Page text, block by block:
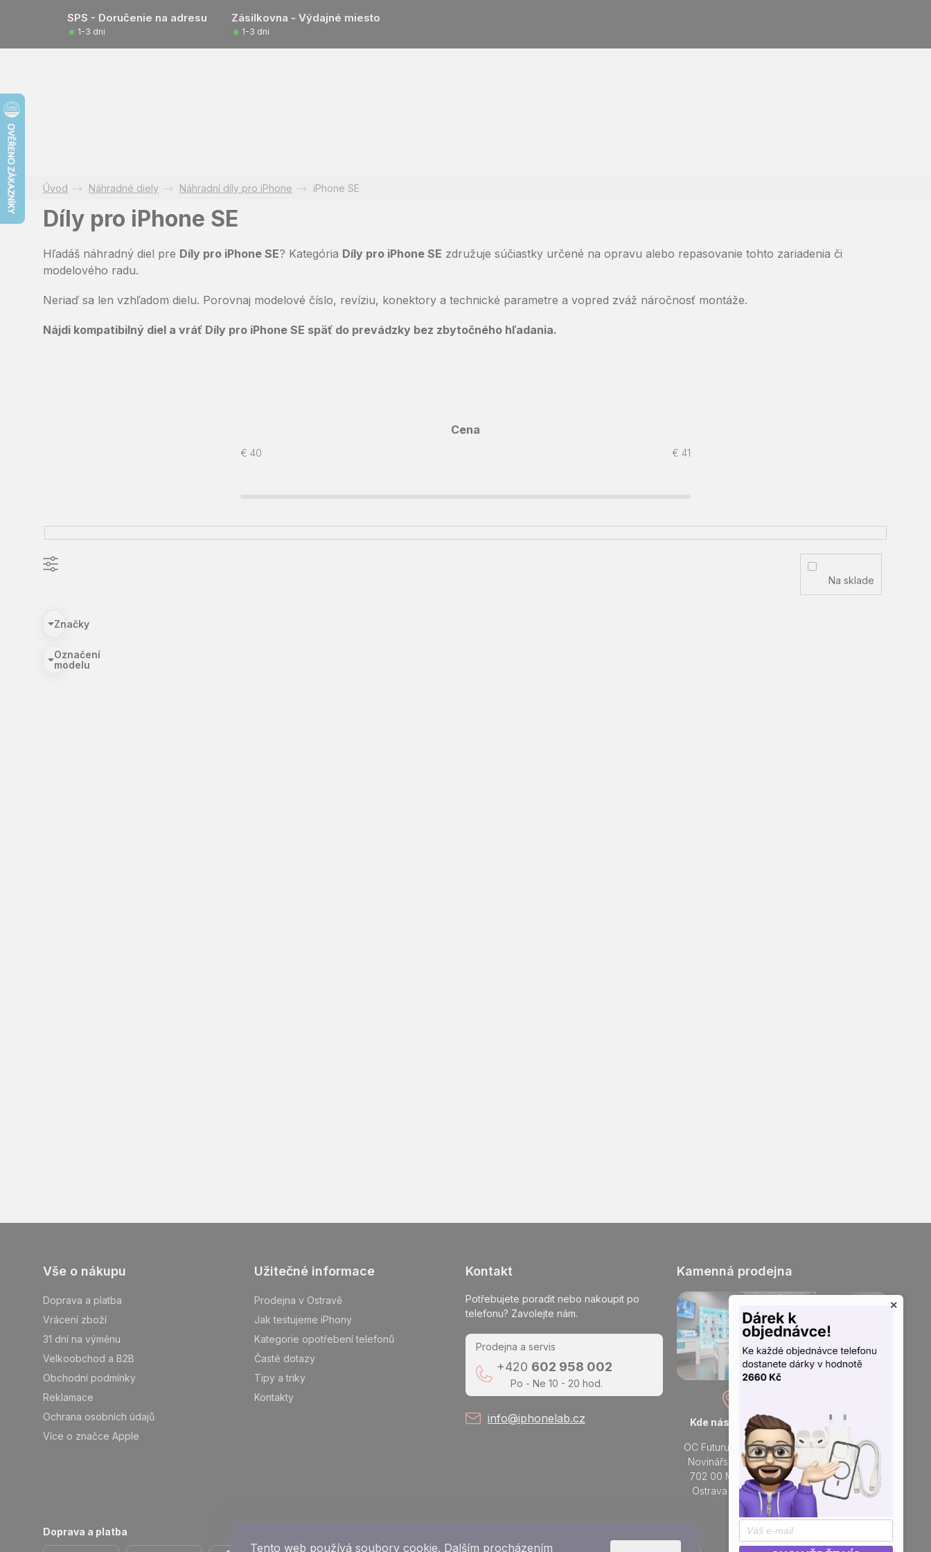
Tento web používá soubory cookie. Dalším procházením
SPS - Doručenie na adresu Zásilkovna - Výdajné miesto
1-3 dni 1-3 dni
Náhradné diely Náhradní díly pro iPhone iPhone SE
Díly pro iPhone SE
Hľadáš náhradný diel pre Díly pro iPhone SE? Kategória Díly pro iPhone SE združuje súčiastky určené na opravu alebo repasovanie tohto zariadenia či
modelového radu.
Neriaď sa len vzhľadom dielu. Porovnaj modelové číslo, revíziu, konektory a technické parametre a vopred zváž náročnosť montáže.
Nájdi kompatibilný diel a vráť Díly pro iPhone SE späť do prevádzky bez zbytočného hľadania.
Cena
€ 40 € 41
Na sklade
Značky
Označení
modelu
Vše o nákupu
Doprava a platba
Vrácení zboží
31 dní na výměnu
Velkoobchod a B2B
Obchodní podmínky
Reklamace
Ochrana osobních údajů
Více o značce Apple
Užitečné informace
Prodejna v Ostravě
Jak testujeme iPhony
Kategorie opotřebení telefonů
Časté dotazy
Tipy a triky
Kontakty
Kontakt
Potřebujete poradit nebo nakoupit po
telefonu? Zavolejte nám.
Prodejna a servis
+420 602 958 002
Po - Ne 10 - 20 hod.
info@iphonelab.cz
Kamenná prodejna
Kde nás najdete
OC Futurum Ostrava
Novinářská 3178/6
702 00 Moravská
Ostrava a Přívoz
Otevřeno každý den
Po - Ne:
9 - 21 hod.
Do prodejny
Doprava a platba Přidejte se k nám na sítích
×